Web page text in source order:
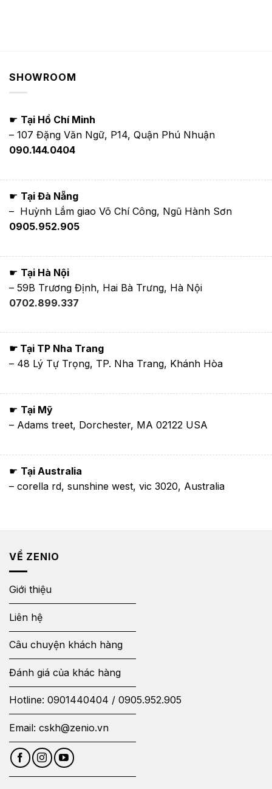
SHOWROOM
☛ Tại Hồ Chí Minh
– 107 Đặng Văn Ngữ, P14, Quận Phú Nhuận
090.144.0404
☛ Tại Đà Nẵng
– Huỳnh Lắm giao Võ Chí Công, Ngũ Hành Sơn
0905.952.905
☛ Tại Hà Nội
– 59B Trương Định, Hai Bà Trưng, Hà Nội
0702.899.337
☛ Tại TP Nha Trang
– 48 Lý Tự Trọng, TP. Nha Trang, Khánh Hòa
☛ Tại Mỹ
– Adams treet, Dorchester, MA 02122 USA
☛ Tại Australia
– corella rd, sunshine west, vic 3020, Australia
VỀ ZENIO
Giới thiệu
Liên hệ
Câu chuyện khách hàng
Đánh giá của khác hàng
Hotline: 0901440404 / 0905.952.905
Email: cskh@zenio.vn